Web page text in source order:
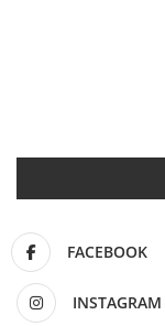
FACEBOOK
INSTAGRAM